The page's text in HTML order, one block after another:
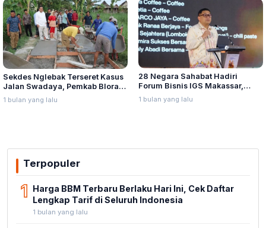
Sekdes Nglebak Terseret Kasus
Jalan Swadaya, Pemkab Blora
Sebut Pendampingan Hukum
Bukan Kewenangannya
1 bulan yang lalu
28 Negara Sahabat Hadiri
Forum Bisnis IGS Makassar,
Munafri Tawarkan Investasi
Stadion Untia
1 bulan yang lalu
Terpopuler
1 Harga BBM Terbaru Berlaku Hari Ini, Cek Daftar
Lengkap Tarif di Seluruh Indonesia
1 bulan yang lalu